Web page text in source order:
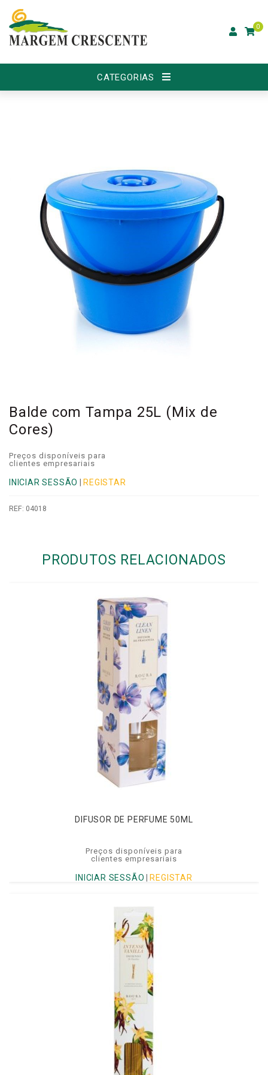
0
CATEGORIAS
Balde com Tampa 25L (Mix de
Cores)
Preços disponíveis para
clientes empresariais
INICIAR SESSÃO REGISTAR
REF: 04018
PRODUTOS RELACIONADOS
DIFUSOR DE PERFUME 50ML
Preços disponíveis para
clientes empresariais
INICIAR SESSÃO REGISTAR